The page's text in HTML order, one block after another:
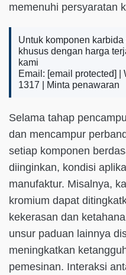
memenuhi persyaratan
Untuk komponen
khusus dengan harga
kami
Email: [email protected]
|
1317 |
Minta penawaran
Selama tahap
dan mencampur
setiap komponen
diinginkan, kondisi
manufaktur. Misalnya,
kromium dapat
kekerasan dan
unsur paduan lainnya
meningkatkan
pemesinan. Interaksi